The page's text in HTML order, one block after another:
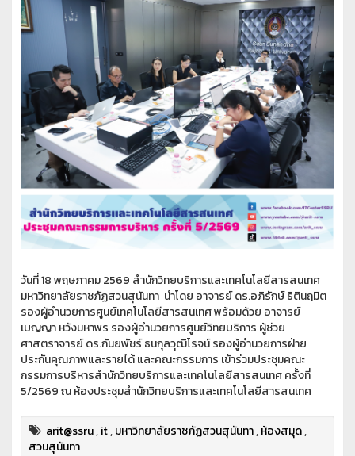
วันที่ 18 พฤษภาคม 2569 สำนักวิทยบริการและเทคโนโลยีสารสนเทศ
มหาวิทยาลัยราชภัฏสวนสุนันทา นำโดย อาจารย์ ดร.อภิรักษ์ ธิตินฤมิต
รองผู้อำนวยการศูนย์เทคโนโลยีสารสนเทศ พร้อมด้วย อาจารย์
เบญญา หวังมหาพร รองผู้อำนวยการศูนย์วิทยบริการ ผู้ช่วย
ศาสตราจารย์ ดร.กันยพัชร์ ธนกุลวุฒิโรจน์ รองผู้อำนวยการฝ่าย
ประกันคุณภาพและรายได้ และคณะกรรมการ เข้าร่วมประชุมคณะ
กรรมการบริหารสำนักวิทยบริการและเทคโนโลยีสารสนเทศ ครั้งที่
5/2569 ณ ห้องประชุมสำนักวิทยบริการและเทคโนโลยีสารสนเทศ
arit@ssru,it,มหาวิทยาลัยราชภัฏสวนสุนันทา,ห้องสมุด,
สวนสุนันทา